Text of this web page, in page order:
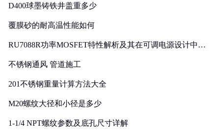
D400球墨铸铁井盖重多少
覆膜砂的耐高温性能如何
RU7088R功率MOSFET特性解析及其在可调电源设计中的
不锈钢通风 管道施工
201不锈钢重量计算方法大全
M20螺纹大径和小径是多少
1-1/4 NPT螺纹参数及底孔尺寸详解